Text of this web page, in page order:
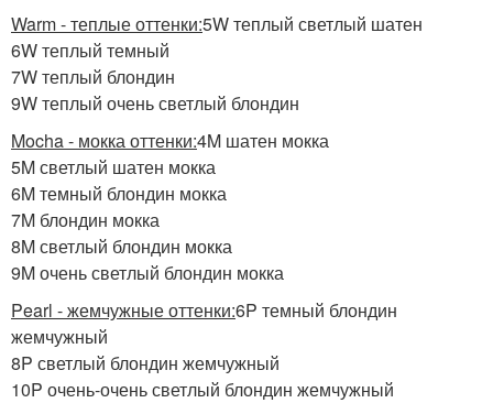
Warm - теплые оттенки:5W теплый светлый шатен
6W теплый темный
7W теплый блондин
9W теплый очень светлый блондин
Mocha - мокка оттенки:4M шатен мокка
5M светлый шатен мокка
6M темный блондин мокка
7M блондин мокка
8M светлый блондин мокка
9M очень светлый блондин мокка
Pearl - жемчужные оттенки:6P темный блондин
жемчужный
8P светлый блондин жемчужный
10P очень-очень светлый блондин жемчужный